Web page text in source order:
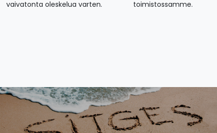
vaivatonta oleskelua varten. toimistossamme.